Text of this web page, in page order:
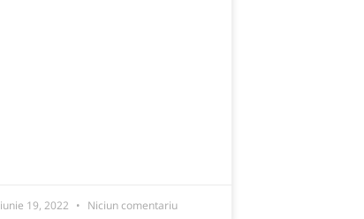
iunie 19, 2022 Niciun comentariu